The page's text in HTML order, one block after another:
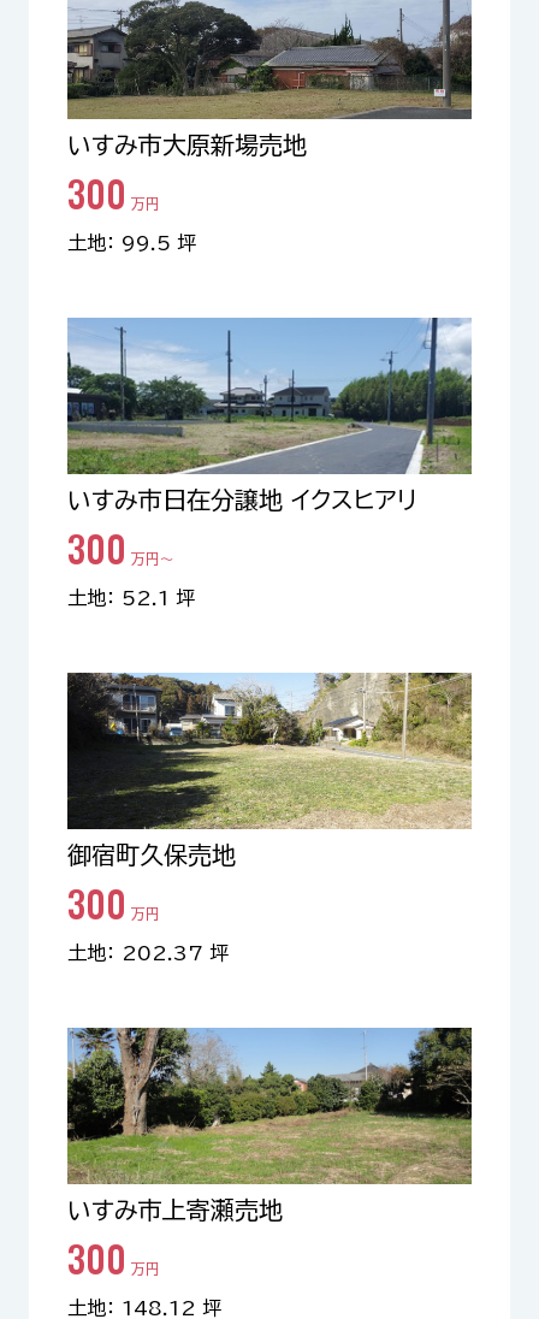
いすみ市大原新場売地
300 万円
土地： 99.5 坪
いすみ市日在分譲地 イクスヒアリ
300 万円〜
土地： 52.1 坪
御宿町久保売地
300 万円
土地： 202.37 坪
いすみ市上寄瀬売地
300 万円
土地： 148.12 坪